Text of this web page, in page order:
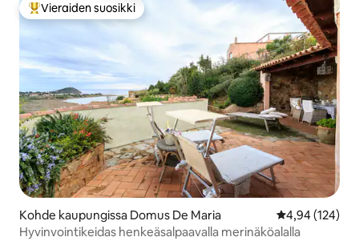
Vieraiden suosikkien parhaimmistoa
Vieraiden suosikki
Kohde kaupungissa Domus De Maria
4,94 (124)
Hyvinvointikeidas henkeäsalpaavalla merinäköalalla